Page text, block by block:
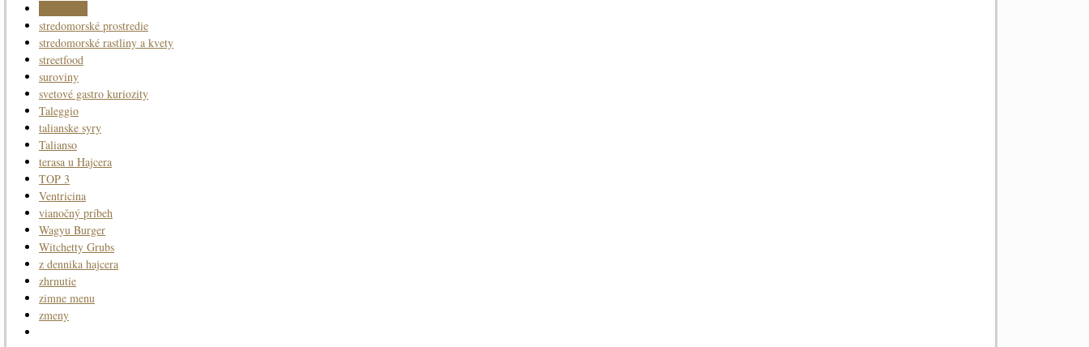
stredomorské prostredie
stredomorské rastliny a kvety
streetfood
suroviny
svetové gastro kuriozity
Taleggio
talianske syry
Talianso
terasa u Hajcera
TOP 3
Ventricina
vianočný príbeh
Wagyu Burger
Witchetty Grubs
z dennika hajcera
zhrnutie
zimne menu
zmeny